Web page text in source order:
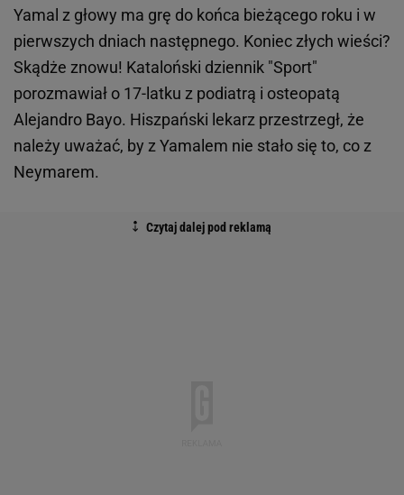
Yamal z głowy ma grę do końca bieżącego roku i w
pierwszych dniach następnego. Koniec złych wieści?
Skądże znowu! Kataloński dziennik "Sport"
porozmawiał o 17-latku z podiatrą i osteopatą
Alejandro Bayo. Hiszpański lekarz przestrzegł, że
należy uważać, by z Yamalem nie stało się to, co z
Neymarem.